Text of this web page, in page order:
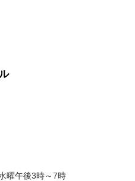
曜午後3時～7時